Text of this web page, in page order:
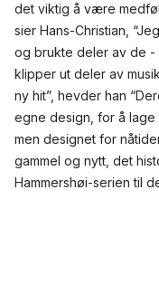
det viktig å være
sier Hans-Christian,
og brukte deler av de -
klipper ut deler av
ny hit”, hevder han
egne design, for å lage
men designet for
gammel og nytt, det
Hammershøi-serien til